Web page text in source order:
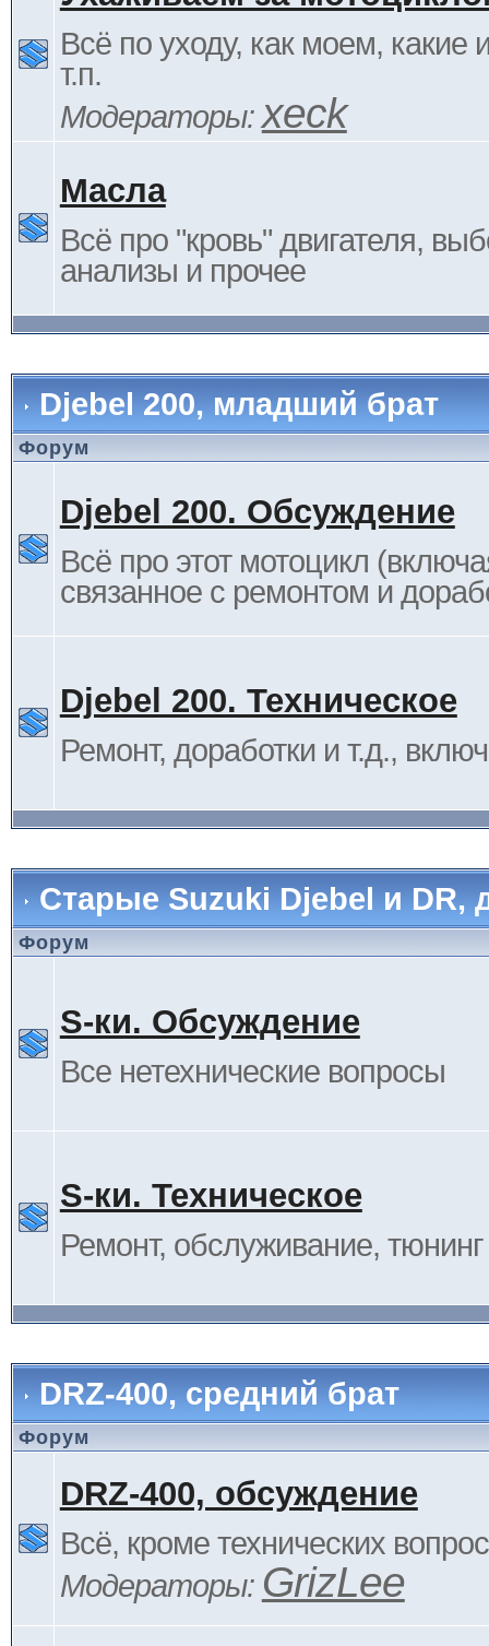
Всё по уходу, как моем, какие
т.п.
Модераторы:xeck
Масла
Всё про "кровь" двигателя,
анализы и прочее
Djebel 200, младший брат
Форум
Djebel 200. Обсуждение
Всё про этот мотоцикл
связанное с ремонтом и
Djebel 200. Техническое
Ремонт, доработки и т.д.,
Старые Suzuki Djebel и DR,
Форум
S-ки. Обсуждение
Все нетехнические вопросы
S-ки. Техническое
Ремонт, обслуживание, тюнинг
DRZ-400, средний брат
Форум
DRZ-400, обсуждение
Всё, кроме технических
Модераторы: GrizLee